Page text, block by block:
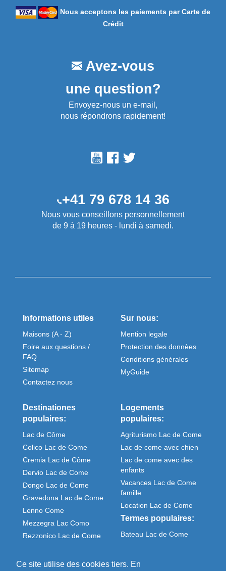
Ce site utilise des cookies tiers. En
Nous acceptons les paiements par Carte de
Crédit
Avez-vous
une question?
Envoyez-nous un e-mail,
nous répondrons rapidement!
+41 79 678 14 36
Nous vous conseillons personnellement
de 9 à 19 heures - lundi à samedi.
Informations utiles
Maisons (A - Z)
Foire aux questions /
FAQ
Sitemap
Contactez nous
Sur nous:
Mention legale
Protection des donnèes
Conditions générales
MyGuide
Destinationes
populaires:
Lac de Côme
Colico Lac de Come
Cremia Lac de Côme
Dervio Lac de Come
Dongo Lac de Come
Gravedona Lac de Come
Lenno Come
Mezzegra Lac Como
Rezzonico Lac de Come
Logements
populaires:
Agriturismo Lac de Come
Lac de come avec chien
Lac de come avec des
enfants
Vacances Lac de Come
famille
Location Lac de Come
Termes populaires:
Bateau Lac de Come